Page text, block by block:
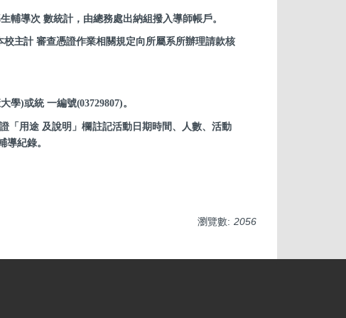
輔導次 數統計，由總務處出納組撥入導師帳戶。
校主計 審查憑證作業相關規定向所屬系所辦理請款核
學)或統 一編號(03729807)。
「用途 及說明」欄註記活動日期時間、人數、活動
導紀錄。
瀏覽數: 2056